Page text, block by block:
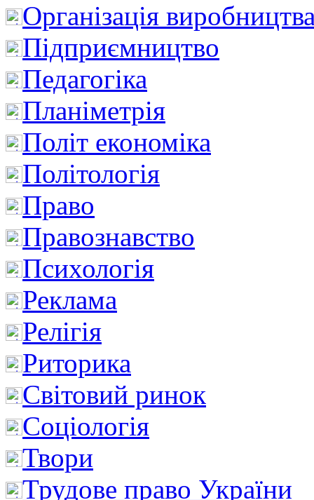
Організація
Підприємництво
Педагогіка
Планіметрія
Політ економіка
Політологія
Право
Правознавство
Психологія
Реклама
Релігія
Риторика
Світовий ринок
Соціологія
Твори
Трудове право України